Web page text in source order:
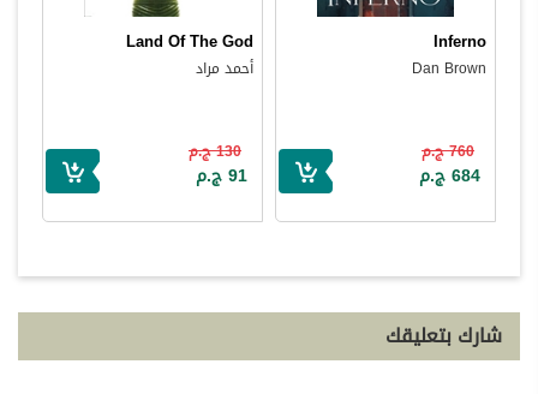
Inferno
Dan Brown
760 ج.م
684 ج.م
Land Of The God
أحمد مراد
130 ج.م
91 ج.م
شارك بتعليقك